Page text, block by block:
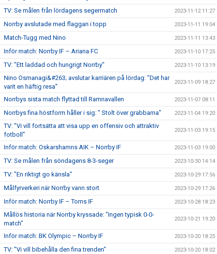
TV: Se målen från lördagens segermatch 2023-11-12 11:27
Norrby avslutade med flaggan i topp 2023-11-11 19:04
Match-Tugg med Nino 2023-11-11 13:43
Inför match: Norrby IF – Ariana FC 2023-11-10 17:25
TV: ”Ett laddad och hungrigt Norrby” 2023-11-10 13:19
Nino Osmanagi&#263; avslutar karriären på lördag: "Det har
varit en häftig resa"
2023-11-09 18:27
Norrbys sista match flyttad till Ramnavallen 2023-11-07 08:11
Norrbys fina höstform håller i sig: " Stolt över grabbarna" 2023-11-04 19:20
TV: ”Vi vill fortsätta att visa upp en offensiv och attraktiv
fotboll”
2023-11-03 19:15
Inför match: Oskarshamns AIK – Norrby IF 2023-11-03 19:00
TV: Se målen från söndagens 8-3-seger 2023-10-30 14:14
TV: "En riktigt go känsla" 2023-10-29 17:56
Målfyrverkeri när Norrby vann stort 2023-10-29 17:26
Inför match: Norrby IF – Torns IF 2023-10-28 18:23
Mållös historia när Norrby kryssade: "Ingen typisk 0-0-
match"
2023-10-21 19:20
Inför match: BK Olympic – Norrby IF 2023-10-20 18:25
TV: "Vi vill bibehålla den fina trenden" 2023-10-20 18:02